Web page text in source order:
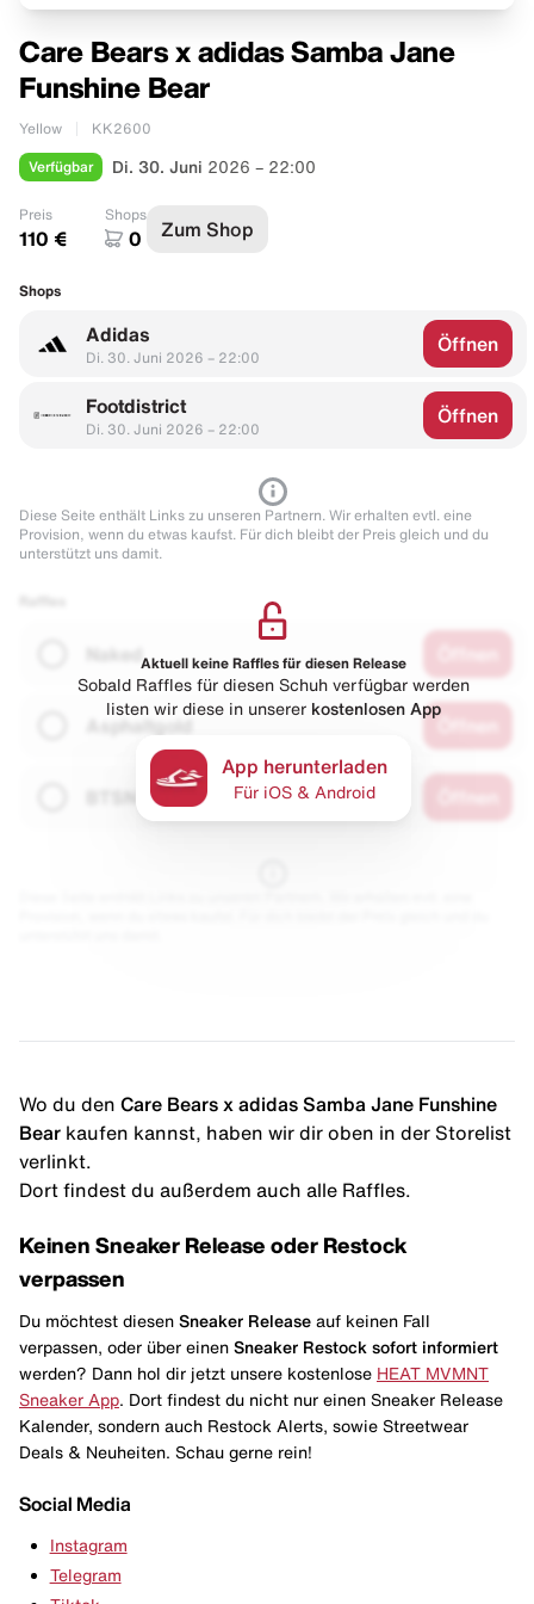
Care Bears x adidas Samba Jane
Funshine Bear
Yellow KK2600
Verfügbar Di. 30. Juni 2026 – 22:00
Preis
110 €
Shops
0 Zum Shop
Shops
Adidas
Di. 30. Juni 2026 – 22:00
Öffnen
Footdistrict
Di. 30. Juni 2026 – 22:00
Öffnen
Diese Seite enthält Links zu unseren Partnern. Wir erhalten evtl. eine
Provision, wenn du etwas kaufst. Für dich bleibt der Preis gleich und du
unterstützt uns damit.
Naked
Asphaltgold
Aktuell keine Raffles für diesen Release
Sobald Raffles für diesen Schuh verfügbar werden
listen wir diese in unserer kostenlosen App
App herunterladen
Für iOS & Android
Wo du den Care Bears x adidas Samba Jane Funshine
Bear kaufen kannst, haben wir dir oben in der Storelist
verlinkt.
Dort findest du außerdem auch alle Raffles.
Keinen Sneaker Release oder Restock
verpassen
Du möchtest diesen Sneaker Release auf keinen Fall
verpassen, oder über einen Sneaker Restock sofort informiert
werden? Dann hol dir jetzt unsere kostenlose HEAT MVMNT
Sneaker App . Dort findest du nicht nur einen Sneaker Release
Kalender, sondern auch Restock Alerts, sowie Streetwear
Deals & Neuheiten. Schau gerne rein!
Social Media
Instagram
Telegram